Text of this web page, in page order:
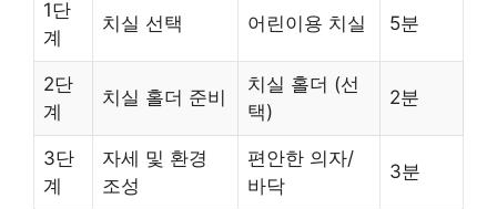
1단
계
치실 선택 어린이용 치실 5분
2단
계
치실 홀더 준비
치실 홀더 (선
택)
2분
3단
계
자세 및 환경
조성
편안한 의자/
바닥
3분